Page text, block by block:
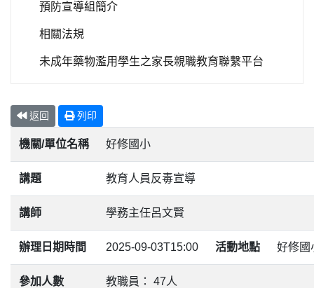
預防宣導組簡介
相關法規
未成年藥物濫用學生之家長親職教育聯繫平台
返回 列印
機關/單位名稱 好修國小
講題 教育人員反毒宣導
講師 學務主任呂文賢
辦理日期時間 2025-09-03T15:00 活動地點 好修國
參加人數 教職員： 47人